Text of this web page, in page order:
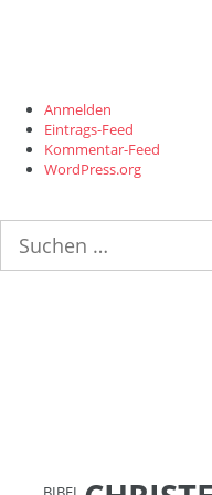
Anmelden
Eintrags-Feed
Kommentar-Feed
WordPress.org
nach: